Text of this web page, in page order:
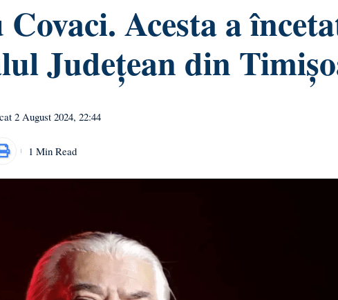
Acesta a
Județean din
2 August 2024, 22:44
1 Min Read